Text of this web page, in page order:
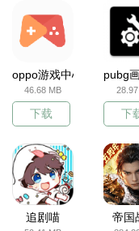
oppo游戏中心
46.68 MB
下载
pubg
下
追剧喵 帝国